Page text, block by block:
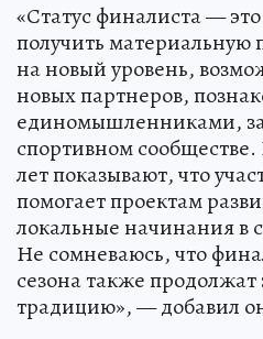
«Статус финалиста —
получить материальную
на новый уровень,
новых партнеров,
единомышленниками,
спортивном
лет показывают, что
помогает проектам
локальные начинания в
Не сомневаюсь, что
сезона также
традицию», — добавил